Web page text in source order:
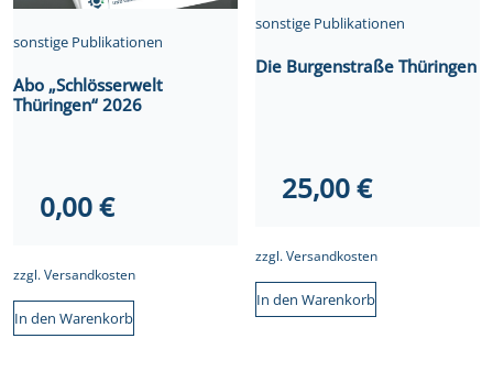
sonstige Publikationen
Abo „Schlösserwelt
Thüringen“ 2026
0,00€
zzgl.Versandkosten
In den Warenkorb
sonstige Publikationen
Die Burgenstraße Thüringen
25,00€
zzgl.Versandkosten
In den Warenkorb